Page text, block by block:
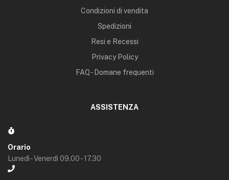
Condizioni di vendita
Spedizioni
Resi e Recessi
Privacy Policy
FAQ - Domane frequenti
ASSISTENZA
Orario
Lunedì - Venerdì 09.00 - 17.30